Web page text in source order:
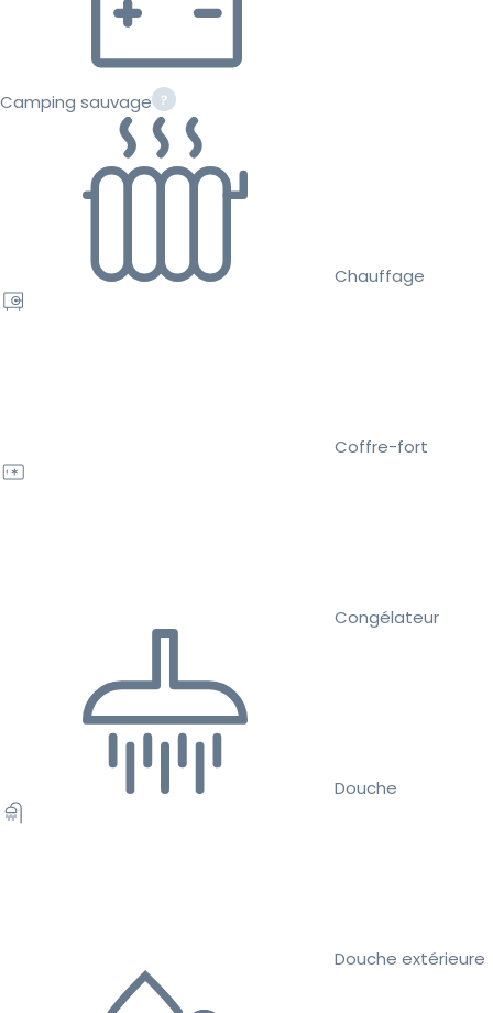
Camping sauvage
Chauffage
Coffre-fort
Congélateur
Douche
Douche extérieure